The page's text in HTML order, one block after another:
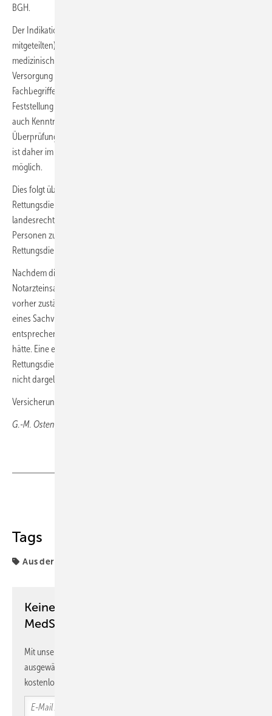
BGH.
Der Indikationskatalog stellt unter Bezug auf den (im Notruf
mitgeteilten) Patientenzustand und Notfall-bezogen allgemeine –
medizinische – Kriterien für die Notwendigkeit einer notärztlichen
Versorgung auf. Er bedient sich dabei einer Vielzahl medizinischer
Fachbegriffe sowie der Beschreibung von Zuständen, deren
Feststellung in der Notrufsituation sowohl medizinische Kenntnisse als
auch Kenntnisse im Rettungsdienst erfordern. Eine gerichtliche
Überprüfung der pflichtgemäßen Anwendung des Indikationskatalogs
ist daher im Grundsatz nicht ohne entsprechendes Fachwissen
möglich.
Dies folgt überdies daraus, dass sich die Handreichung an im
Rettungsdienst besonders geschulte Fachleute richtet. Nach den
landesrechtlichen Vorschriften sind die Rettungsleitstellen mit
Personen zu besetzen, die über eine besondere Qualifikation im
Rettungsdienst verfügen.
Nachdem die Beurteilung der Frage der Indikation eines
Notarzteinsatzes demzufolge Fachwissen voraussetzt, hätte das
vorher zuständige Berufungsgericht insoweit nur von der Einholung
eines Sachverständigengutachtens absehen dürfen, wenn es
entsprechende eigene besondere Sachkunde auszuweisen vermocht
hätte. Eine eigene medizinische Sachkunde im Bereich des
Rettungsdienstes hatte das Berufungsgericht in seinem Urteil jedoch
nicht dargelegt.
Versicherungsrecht, 76. Jg., Heft 16 vom 15. August 2025, S. 992-997
G.-M. Ostendorf, Wiesbaden
Tags
Aus der Rechtsprechung
Keine Zeit? Kein Problem mit dem
MedSach Newsletter!
Mit unserem Newsletter erhalten Sie regelmäßig von uns
ausgewählte Informationen und Neuigkeiten, gebündelt und
kostenlos direkt ins Postfach.